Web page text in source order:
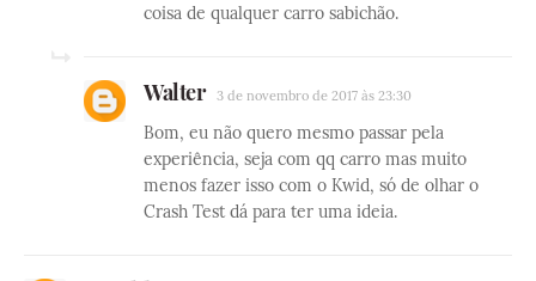
coisa de qualquer carro sabichão.
Walter 3 de novembro de 2017 às 23:30
Bom, eu não quero mesmo passar pela
experiência, seja com qq carro mas muito
menos fazer isso com o Kwid, só de olhar o
Crash Test dá para ter uma ideia.